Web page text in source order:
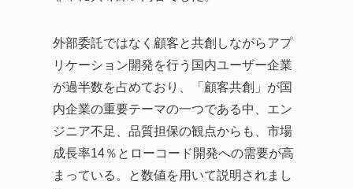
外部委託ではなく顧客と共創しながらアプ
リケーション開発を行う国内ユーザー企業
が過半数を占めており、「顧客共創」が国
内企業の重要テーマの一つである中、エン
ジニア不足、品質担保の観点からも、市場
成長率14％とローコード開発への需要が高
まっている。と数値を用いて説明されまし